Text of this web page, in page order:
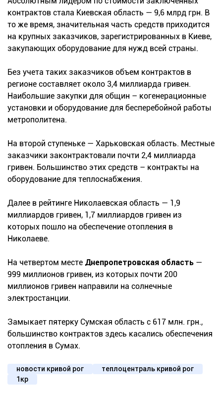
контрактов стала Киевская область — 9,6 млрд грн. В
то же время, значительная часть средств приходится
на крупных заказчиков, зарегистрированных в Киеве,
закупающих оборудование для нужд всей страны.
Без учета таких заказчиков объем контрактов в
регионе составляет около 3,4 миллиарда гривен.
Наибольшие закупки для общин – когенерационные
установки и оборудование для бесперебойной работы
метрополитена.
На второй ступеньке — Харьковская область. Местные
заказчики законтрактовали почти 2,4 миллиарда
гривен. Большинство этих средств – контракты на
оборудование для теплоснабжения.
Далее в рейтинге Николаевская область — 1,9
миллиардов гривен, 1,7 миллиардов гривен из
которых пошло на обеспечение отопления в
Николаеве.
На четвертом месте Днепропетровская область —
999 миллионов гривен, из которых почти 200
миллионов гривен направили на солнечные
электростанции.
Замыкает пятерку Сумская область с 617 млн. грн.,
большинство контрактов здесь касались обеспечения
отопления в Сумах.
новости кривой рог
теплоцентраль кривой рог
1кр